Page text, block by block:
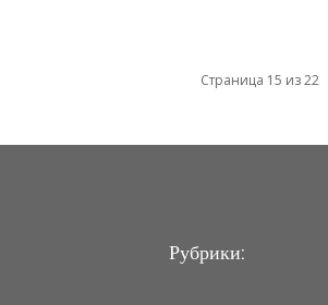
Страница 15 из 22
Рубрики: